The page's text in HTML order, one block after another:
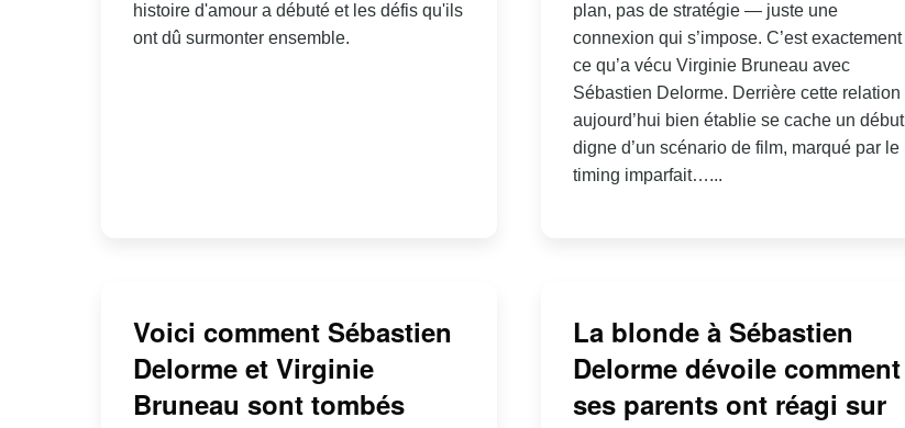
histoire d'amour a débuté et les défis qu'ils
ont dû surmonter ensemble.
plan, pas de stratégie — juste une
connexion qui s’impose. C’est exactement
ce qu’a vécu Virginie Bruneau avec
Sébastien Delorme. Derrière cette relation
aujourd’hui bien établie se cache un début
digne d’un scénario de film, marqué par le
timing imparfait…...
Voici comment Sébastien
Delorme et Virginie
Bruneau sont tombés
La blonde à Sébastien
Delorme dévoile comment
ses parents ont réagi sur